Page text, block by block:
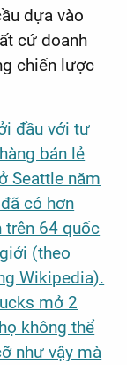
dựa vào
cứ doanh
chiến lược
đầu với tư
bán lẻ
Seattle năm
có hơn
trên 64 quốc
(theo
Wikipedia).
mở 2
không thể
như vậy mà